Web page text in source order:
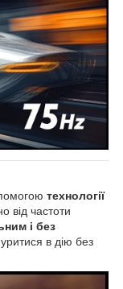
технології
від частоти
і без
в дію без